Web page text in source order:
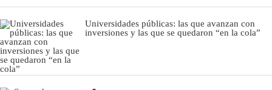
Universidades públicas: las que avanzan con
inversiones y las que se quedaron “en la cola”